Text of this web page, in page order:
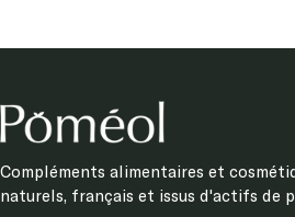
Compléments alimentaires et
naturels, français et issus d'actifs de